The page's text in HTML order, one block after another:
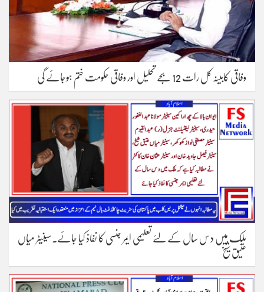
وفاقی کابینہ کل رات 12 بجے تحلیل اور وفاقی حکومت ختم ہوجائے گی
ملک میں د س سال کے لئے تعلیمی ایمر جنسی کا نفاذ کیا جائے۔سینیٹر میاں
عتیق شیخ